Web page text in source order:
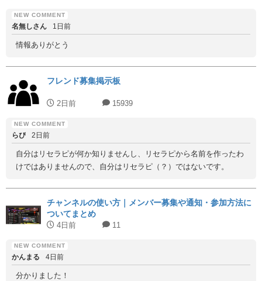
名無しさん 1日前
情報ありがとう
フレンド募集掲示板
2日前 15939
らぴ 2日前
自分はリセラピが何か知りませんし、リセラピから名前を作ったわ
けではありませんので、自分はリセラピ（？）ではないです。
チャンネルの使い方｜メンバー募集や通知・参加方法に
ついてまとめ
4日前 11
かんまる 4日前
分かりました！